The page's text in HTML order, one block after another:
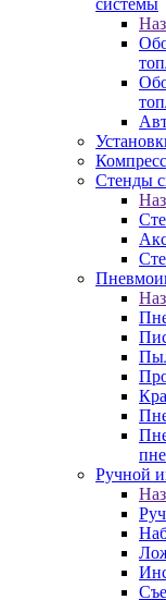
системы
Стенды
Ручной